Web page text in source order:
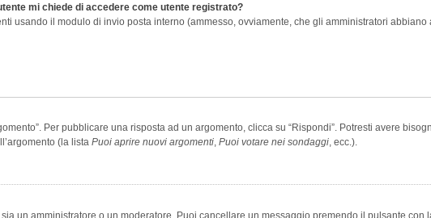
mi chiede di accedere come utente registrato?
usando il modulo di invio posta interno (ammesso, ovviamente, che gli amministratori
Per pubblicare una risposta ad un argomento, clicca su “Rispondi”. Potresti avere
(la lista Puoi aprire nuovi argomenti, Puoi votare nei sondaggi, ecc.).
un amministratore o un moderatore. Puoi cancellare un messaggio premendo il pulsante